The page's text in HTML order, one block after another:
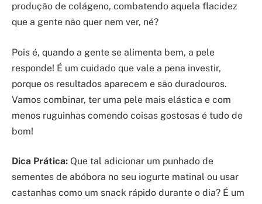
produção de colágeno, combatendo aquela flacidez
que a gente não quer nem ver, né?
Pois é, quando a gente se alimenta bem, a pele
responde! É um cuidado que vale a pena investir,
porque os resultados aparecem e são duradouros.
Vamos combinar, ter uma pele mais elástica e com
menos ruguinhas comendo coisas gostosas é tudo de
bom!
Dica Prática: Que tal adicionar um punhado de
sementes de abóbora no seu iogurte matinal ou usar
castanhas como um snack rápido durante o dia? É um